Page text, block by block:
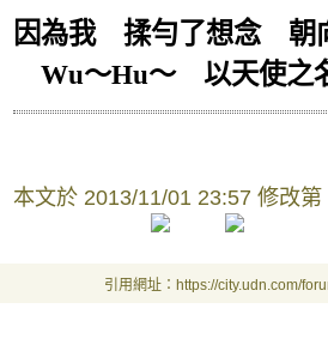
因為我 揉勻了想念 朝
Wu～Hu～ 以天使之
本文於 2013/11/01 23:57 修改第
引用網址：https://city.udn.com/